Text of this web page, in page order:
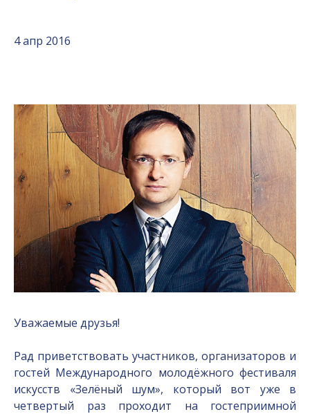
4 апр 2016
Уважаемые друзья!
Рад приветствовать участников, организаторов и
гостей Международного молодёжного фестиваля
искусств «Зелёный шум», который вот уже в
четвертый раз проходит на гостеприимной